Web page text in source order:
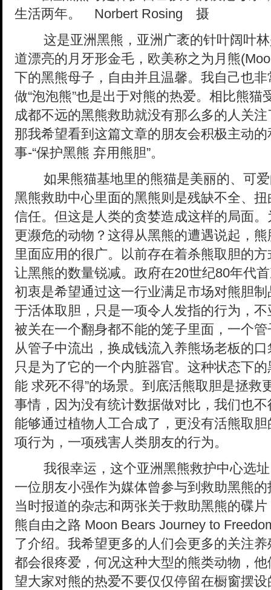
生活两年。 Norbert Rosing 摄
这是亚洲黑熊，亚洲广袤的针叶阔叶
道漂亮的月牙形金毛，欧美称之为月熊
下的黑熊母子，自由并且温馨。我自己也
做“泡泡熊”也是出于对熊的热爱。相比熊
成都不远的黑熊救助就没有那么多的人关
那我希望看到这篇文章的朋友会积极主动
事-“保护黑熊 弃用熊胆”。
如果熊猫基地里的熊猫是美丽的、可
黑熊救助中心里面的黑熊则是残缺不全、
信任。但这是人类的贪婪造成这样的局面
更濒危的动物？这得从黑熊的遭遇说起，
里面应用的很广。以前存在着杀熊取胆的
让黑熊的数量锐减。政府在20世纪80年代
初衷是希望通过这一行业满足市场对熊胆
于活体取胆，只是一项令人发指的行为，
被关在一个翻身都不能的笼子里面，一个
从管子中流出，换成钱流入养熊场老板的
只是为了它的一个内脏器官。这种状态下
能 求死不得”的场景。到底活熊取胆是拯救
事情，因为没有统计数据做对比，我们也
能够通过植物人工合成了，更没有活熊取
项行为，一项残害人类朋友的行为。
我很幸运，这个亚洲黑熊救护中心选址
一位朋友小强作为媒体曾参与到救助黑熊
当时报道的杂志和两张关于救助黑熊的碟
熊自由之路 Moon Bears Journey to
了介绍。我希望更多的人们会更多的关注
都会很疼爱，何况这种大型的熊类动物，
望大家对熊的热爱不要仅仅停留在橱窗摆